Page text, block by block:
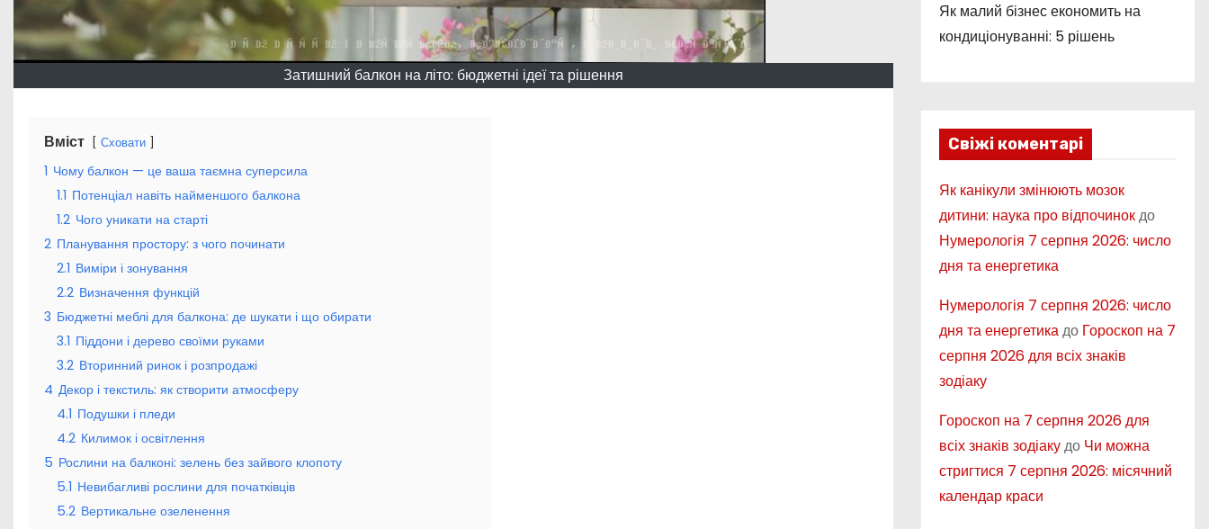
Затишний балкон на літо: бюджетні ідеї та рішення
Вміст Сховати
1 Чому балкон — це ваша таємна суперсила
1.1 Потенціал навіть найменшого балкона
1.2 Чого уникати на старті
2 Планування простору: з чого починати
2.1 Виміри і зонування
2.2 Визначення функцій
3 Бюджетні меблі для балкона: де шукати і що обирати
3.1 Піддони і дерево своїми руками
3.2 Вторинний ринок і розпродажі
4 Декор і текстиль: як створити атмосферу
4.1 Подушки і пледи
4.2 Килимок і освітлення
5 Рослини на балконі: зелень без зайвого клопоту
5.1 Невибагливі рослини для початківців
5.2 Вертикальне озеленення
Як малий бізнес економить на
кондиціонуванні: 5 рішень
Свіжі коментарі
Як канікули змінюють мозок
дитини: наука про відпочинокдо
Нумерологія 7 серпня 2026: число
дня та енергетика
Нумерологія 7 серпня 2026: число
дня та енергетикадо Гороскоп на 7
серпня 2026 для всіх знаків
зодіаку
Гороскоп на 7 серпня 2026 для
всіх знаків зодіакудо Чи можна
стригтися 7 серпня 2026: місячний
календар краси